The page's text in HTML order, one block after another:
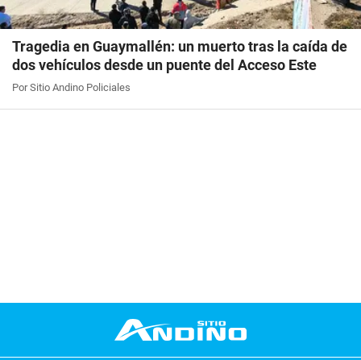
Tragedia en Guaymallén: un muerto tras la caída de
dos vehículos desde un puente del Acceso Este
Por Sitio Andino Policiales